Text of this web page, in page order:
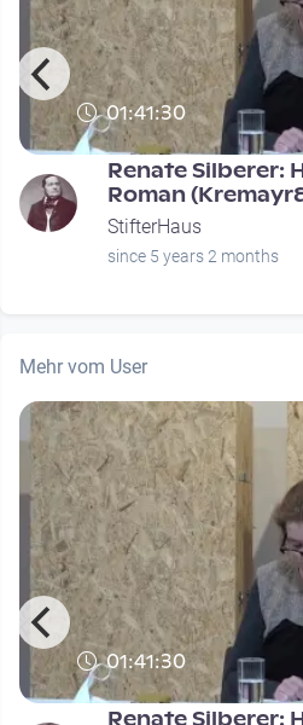
01:41:30
Renate Silberer:
Roman
StifterHaus
since 5 years 2 months
Mehr vom User
01:41:30
Renate Silberer: